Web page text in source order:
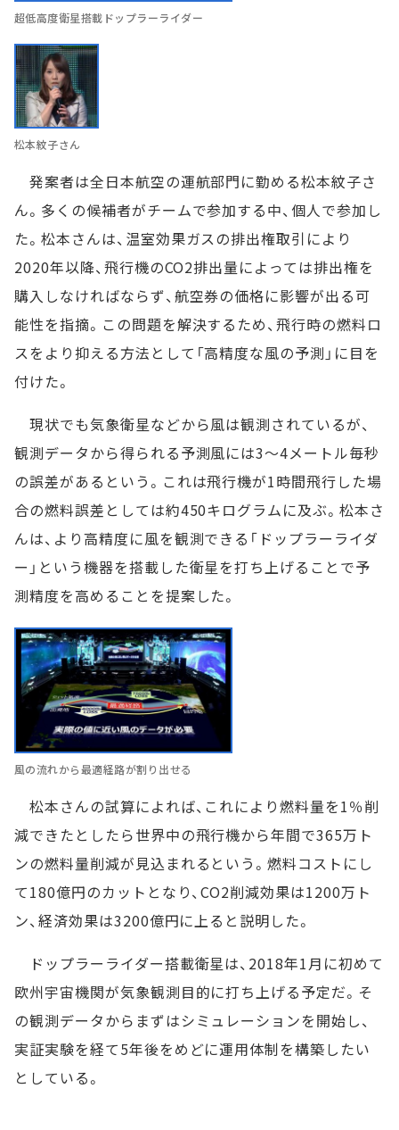
超低高度衛星搭載ドップラーライダー
松本紋子さん
発案者は全日本航空の運航部門に勤める松本紋子さ
ん。多くの候補者がチームで参加する中、個人で参加し
た。松本さんは、温室効果ガスの排出権取引により
2020年以降、飛行機のCO2排出量によっては排出権を
購入しなければならず、航空券の価格に影響が出る可
能性を指摘。この問題を解決するため、飛行時の燃料ロ
スをより抑える方法として「高精度な風の予測」に目を
付けた。
現状でも気象衛星などから風は観測されているが、
観測データから得られる予測風には3～4メートル毎秒
の誤差があるという。これは飛行機が1時間飛行した場
合の燃料誤差としては約450キログラムに及ぶ。松本さ
んは、より高精度に風を観測できる「ドップラーライダ
ー」という機器を搭載した衛星を打ち上げることで予
測精度を高めることを提案した。
風の流れから最適経路が割り出せる
松本さんの試算によれば、これにより燃料量を1％削
減できたとしたら世界中の飛行機から年間で365万ト
ンの燃料量削減が見込まれるという。燃料コストにし
て180億円のカットとなり、CO2削減効果は1200万ト
ン、経済効果は3200億円に上ると説明した。
ドップラーライダー搭載衛星は、2018年1月に初めて
欧州宇宙機関が気象観測目的に打ち上げる予定だ。そ
の観測データからまずはシミュレーションを開始し、
実証実験を経て5年後をめどに運用体制を構築したい
としている。